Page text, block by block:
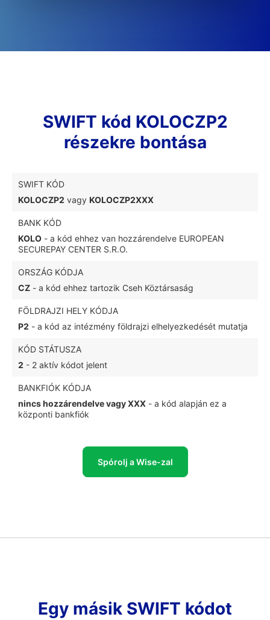
SWIFT kód KOLOCZP2
részekre bontása
SWIFT KÓD
KOLOCZP2 vagy KOLOCZP2XXX
BANK KÓD
KOLO - a kód ehhez van hozzárendelve EUROPEAN
SECUREPAY CENTER S.R.O.
ORSZÁG KÓDJA
CZ - a kód ehhez tartozik Cseh Köztársaság
FÖLDRAJZI HELY KÓDJA
P2 - a kód az intézmény földrajzi elhelyezkedését mutatja
KÓD STÁTUSZA
2 - 2 aktív kódot jelent
BANKFIÓK KÓDJA
nincs hozzárendelve vagy XXX - a kód alapján ez a
központi bankfiók
Spórolj a Wise-zal
Egy másik SWIFT kódot